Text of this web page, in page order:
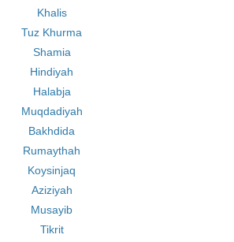
Khalis
Tuz Khurma
Shamia
Hindiyah
Halabja
Muqdadiyah
Bakhdida
Rumaythah
Koysinjaq
Aziziyah
Musayib
Tikrit